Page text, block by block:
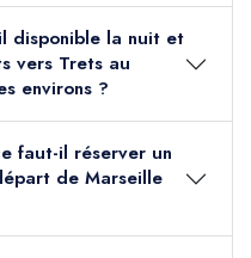
disponible la nuit et
vers Trets au
environs ?
faut-il réserver un
de Marseille